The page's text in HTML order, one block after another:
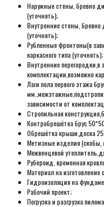
Наружные стены, бревно
(уточнять);
Внутренние стены,
(уточнять);
Рубленные фронтоны(в
каркасного типа (уточнять);
Внутренние перегородки,в
комплектации,возможно
Лаги пола первого этажа
зависимости от
Стропильная
Контробрешётка брус
Обрешётка крыши,доска
Метизные изделия (скобы,
Межвенцевой
Рубероид, временная
Материал на изготовление
Гидроизоляция на
Рабочий проект;
Погрузка и разгрузка